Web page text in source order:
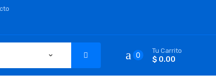
0
Tu Carrito
$ 0.00